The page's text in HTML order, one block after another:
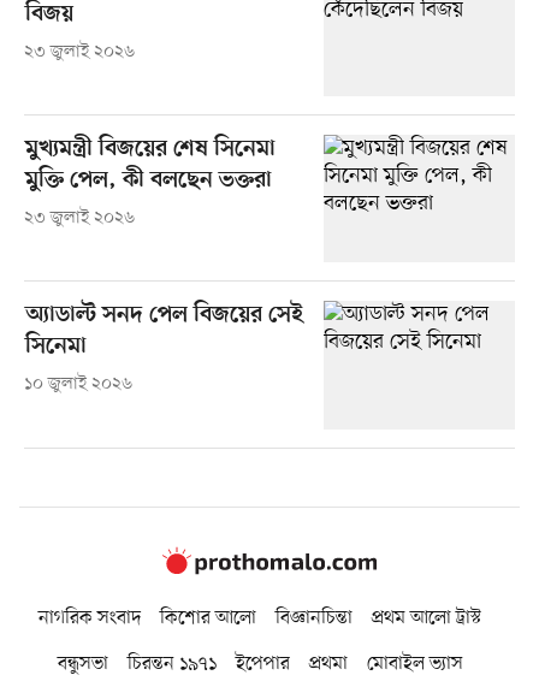
বিজয়
২৩ জুলাই ২০২৬
মুখ্যমন্ত্রী বিজয়ের শেষ সিনেমা
মুক্তি পেল, কী বলছেন ভক্তরা
২৩ জুলাই ২০২৬
অ্যাডাল্ট সনদ পেল বিজয়ের সেই
সিনেমা
১০ জুলাই ২০২৬
নাগরিক সংবাদ কিশোর আলো বিজ্ঞানচিন্তা
প্রথম আলো ট্রাস্ট
বন্ধুসভা
চিরন্তন ১৯৭১ ইপেপার প্রথমা মোবাইল ভ্যাস